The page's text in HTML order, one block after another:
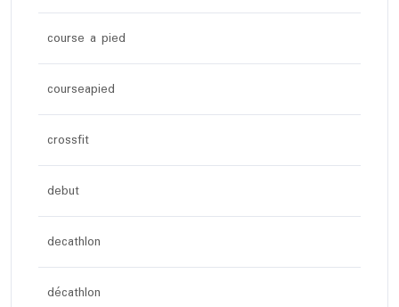
course a pied
courseapied
crossfit
debut
decathlon
décathlon